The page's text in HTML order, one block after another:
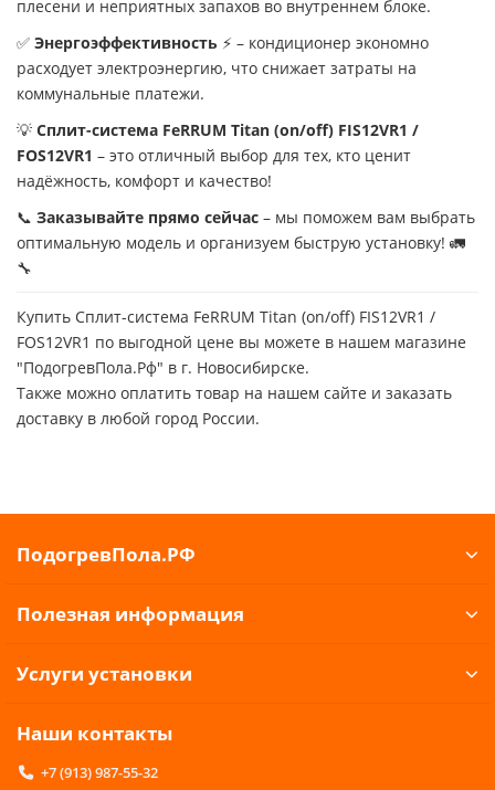
плесени и неприятных запахов во внутреннем блоке.
✅ Энергоэффективность ⚡ – кондиционер экономно
расходует электроэнергию, что снижает затраты на
коммунальные платежи.
💡 Сплит-система FeRRUM Titan (on/off) FIS12VR1 /
FOS12VR1 – это отличный выбор для тех, кто ценит
надёжность, комфорт и качество!
📞 Заказывайте прямо сейчас – мы поможем вам выбрать
оптимальную модель и организуем быструю установку! 🚛
🔧
Купить Сплит-система FeRRUM Titan (on/off) FIS12VR1 /
FOS12VR1 по выгодной цене вы можете в нашем магазине
"ПодогревПола.Рф" в г. Новосибирске.
Также можно оплатить товар на нашем сайте и заказать
доставку в любой город России.
ПодогревПола.РФ
Полезная информация
Услуги установки
Наши контакты
+7 (913) 987-55-32